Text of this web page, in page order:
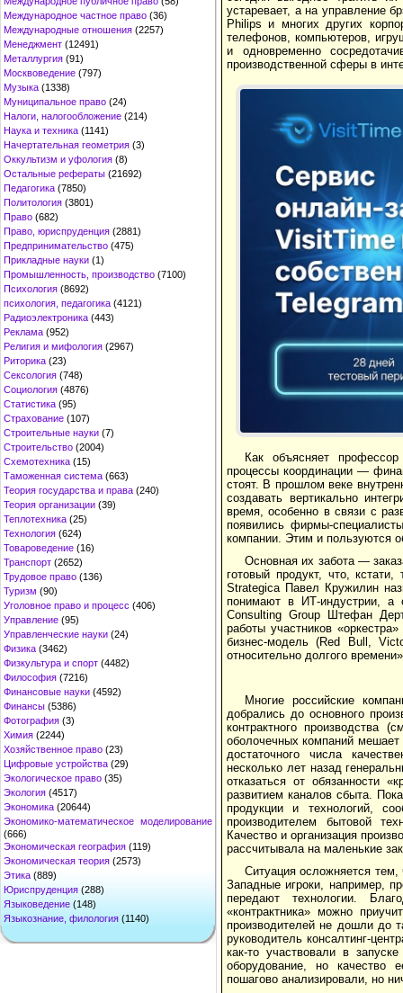
Международное частное право (36)
Международные отношения (2257)
Менеджмент (12491)
Металлургия (91)
Москвоведение (797)
Музыка (1338)
Муниципальное право (24)
Налоги, налогообложение (214)
Наука и техника (1141)
Начертательная геометрия (3)
Оккультизм и уфология (8)
Остальные рефераты (21692)
Педагогика (7850)
Политология (3801)
Право (682)
Право, юриспруденция (2881)
Предпринимательство (475)
Прикладные науки (1)
Промышленность, производство (7100)
Психология (8692)
психология, педагогика (4121)
Радиоэлектроника (443)
Реклама (952)
Религия и мифология (2967)
Риторика (23)
Сексология (748)
Социология (4876)
Статистика (95)
Страхование (107)
Строительные науки (7)
Строительство (2004)
Схемотехника (15)
Таможенная система (663)
Теория государства и права (240)
Теория организации (39)
Теплотехника (25)
Технология (624)
Товароведение (16)
Транспорт (2652)
Трудовое право (136)
Туризм (90)
Уголовное право и процесс (406)
Управление (95)
Управленческие науки (24)
Физика (3462)
Физкультура и спорт (4482)
Философия (7216)
Финансовые науки (4592)
Финансы (5386)
Фотография (3)
Химия (2244)
Хозяйственное право (23)
Цифровые устройства (29)
Экологическое право (35)
Экология (4517)
Экономика (20644)
Экономико-математическое моделирование
(666)
Экономическая география (119)
Экономическая теория (2573)
Этика (889)
Юриспруденция (288)
Языковедение (148)
Языкознание, филология (1140)
устаревает, а на управление
Philips и многих других
телефонов, компьютеров,
и одновременно
производственной сферы в
Как объясняет
процессы координации —
стоят. В прошлом веке
создавать вертикально
время, особенно в связи с
появились фирмы-
компании. Этим и пользуются
Основная их забота —
готовый продукт, что,
Strategica Павел Кружилин
понимают в ИТ-индустрии, а
Consulting Group Штефан
работы участников
бизнес-модель (Red Bull,
относительно долгого
Многие российские
добрались до основного
контрактного
оболочечных компаний мешает
достаточного числа
несколько лет назад
отказаться от обязанности
развитием каналов сбыта.
продукции и технологий,
производителем бытовой
Качество и организация
рассчитывала на маленькие
Ситуация осложняется тем,
Западные игроки, например,
передают технологии.
«контрактника» можно
производителей не дошли до
руководитель консалтинг-
как-то участвовали в
оборудование, но качество
пошагово анализировали, но